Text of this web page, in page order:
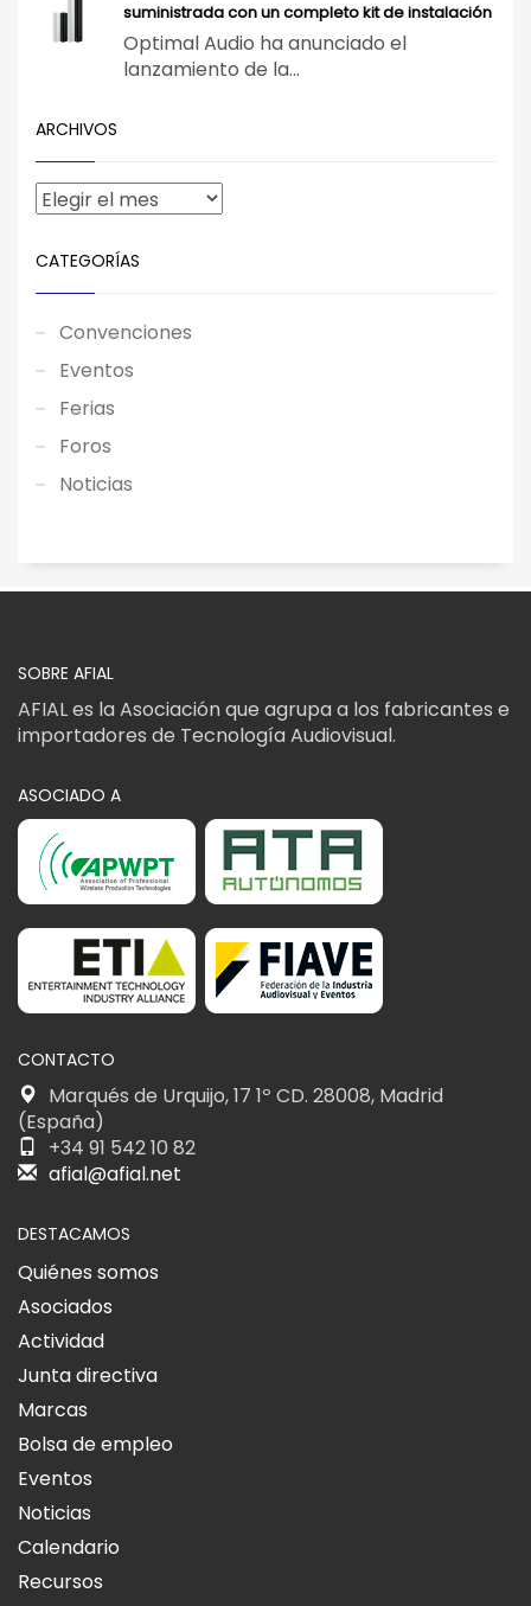
suministrada con un completo kit de instalación
Optimal Audio ha anunciado el
lanzamiento de la...
ARCHIVOS
CATEGORÍAS
Convenciones
Eventos
Ferias
Foros
Noticias
SOBRE AFIAL
AFIAL es la Asociación que agrupa a los fabricantes e
importadores de Tecnología Audiovisual.
ASOCIADO A
CONTACTO
Marqués de Urquijo, 17 1º CD. 28008, Madrid
(España)
+34 91 542 10 82
afial@afial.net
DESTACAMOS
Quiénes somos
Asociados
Actividad
Junta directiva
Marcas
Bolsa de empleo
Eventos
Noticias
Calendario
Recursos